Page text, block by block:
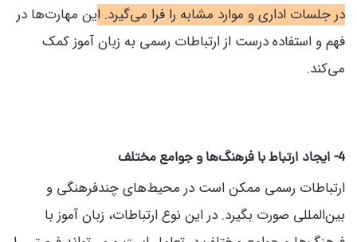
در جلسات اداری و موارد مشابه را فرا می‌گیرد. این مهارت‌ها در
فهم و استفاده درست از ارتباطات رسمی به زبان آموز کمک
می‌کند.
4- ایجاد ارتباط با فرهنگ‌ها و جوامع مختلف
ارتباطات رسمی ممکن است در محیط‌های چندفرهنگی و
بین‌المللی صورت بگیرد. در این نوع ارتباطات، زبان آموز با